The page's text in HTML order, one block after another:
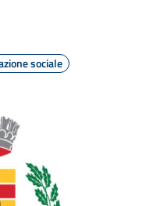
sociale